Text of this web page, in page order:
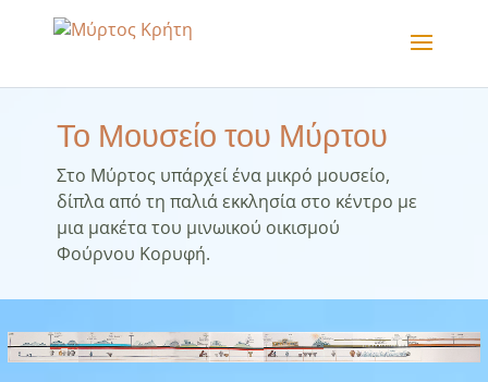
Το Μουσείο του Μύρτου
Στο Μύρτος υπάρχεί ένα μικρό μουσείο,
δίπλα από τη παλιά εκκλησία στο κέντρο με
μια μακέτα του μινωικού οικισμού
Φούρνου Κορυφή.